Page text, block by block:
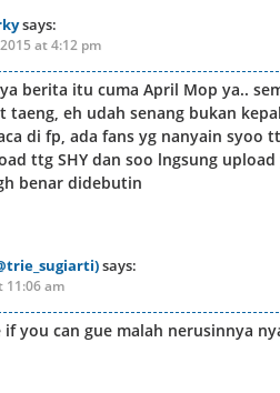
says:
at 4:12 pm
berita itu cuma April Mop ya..
taeng, eh udah senang bukan
di fp, ada fans yg nanyain syoo
ttg SHY dan soo lngsung
benar didebutin
says:
11:06 am
you can gue malah nerusinnya